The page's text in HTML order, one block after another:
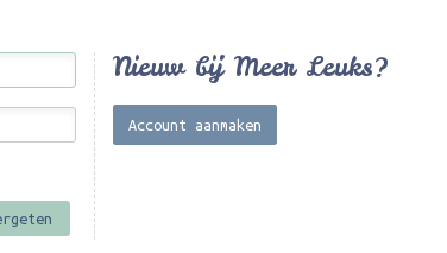
Nieuw bij Meer Leuks?
Account aanmaken